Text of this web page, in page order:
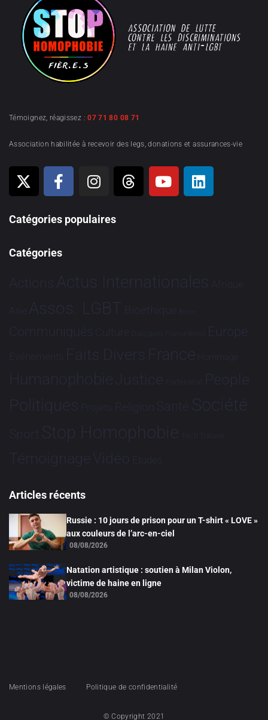
Témoignez, réagissez :07 71 80 08 71
Association habilitée à recevoir des legs, donations et assurances-vie
Catégories populaires
Catégories
Actions Actus Internationales Afrique
Asie Assos. LGBT Bioéthique Brève
Communiqués Culture Dialogues France-Brésil Europe
Evénements Faits Divers France Hommage
HumanophobieJustice Partenariat People
Politiques Projets Religion Santé Société
Sport Stop Homophobie Tech Tribune
TémoignageVidéo Études
Articles récents
Russie : 10 jours de prison pour un T-shirt « LOVE »
aux couleurs de l’arc-en-ciel
08/08/2026
Natation artistique : soutien à Milan Violon,
victime de haine en ligne
08/08/2026
Mentions légales Politique de confidentialité
© Copyright 2021